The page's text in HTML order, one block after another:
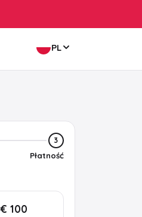
PL
3
Płatność
€ 100